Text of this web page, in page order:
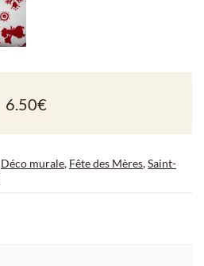
6.50€
Déco murale, Fête des Mères,Saint-